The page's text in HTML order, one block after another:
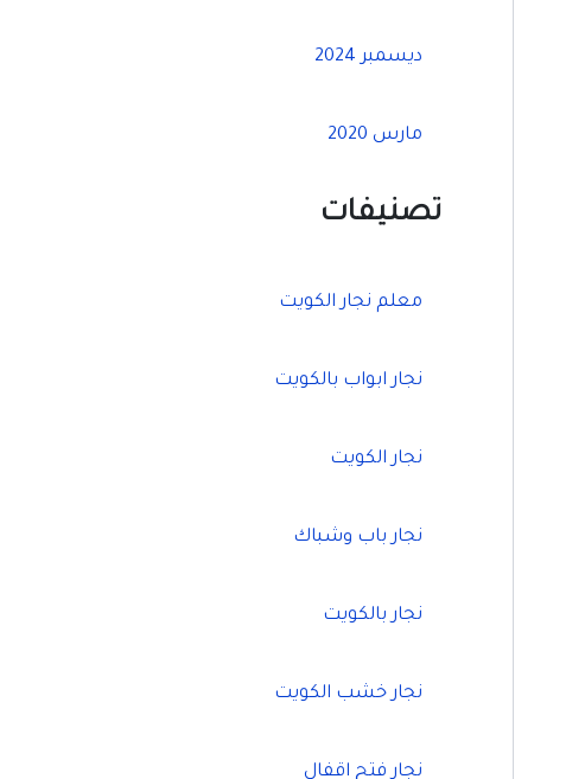
ديسمبر 2024
مارس 2020
تصنيفات
معلم نجار الكويت
نجار ابواب بالكويت
نجار الكويت
نجار باب وشباك
نجار بالكويت
نجار خشب الكويت
نجار فتح اقفال